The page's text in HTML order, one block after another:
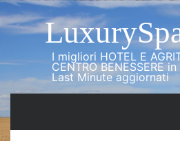
I migliori HOTEL E
CENTRO BENESSERE
Last Minute aggiornati